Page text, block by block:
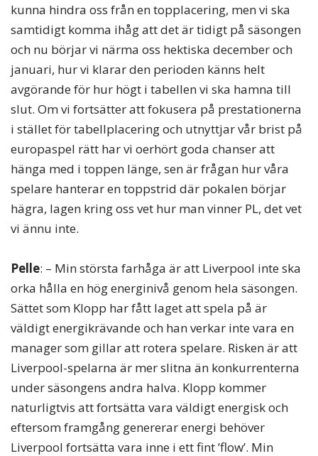
kunna hindra oss från en topplacering, men vi ska
samtidigt komma ihåg att det är tidigt på säsongen
och nu börjar vi närma oss hektiska december och
januari, hur vi klarar den perioden känns helt
avgörande för hur högt i tabellen vi ska hamna till
slut. Om vi fortsätter att fokusera på prestationerna
i stället för tabellplacering och utnyttjar vår brist på
europaspel rätt har vi oerhört goda chanser att
hänga med i toppen länge, sen är frågan hur våra
spelare hanterar en toppstrid där pokalen börjar
hägra, lagen kring oss vet hur man vinner PL, det vet
vi ännu inte.
Pelle: – Min största farhåga är att Liverpool inte ska
orka hålla en hög energinivå genom hela säsongen.
Sättet som Klopp har fått laget att spela på är
väldigt energikrävande och han verkar inte vara en
manager som gillar att rotera spelare. Risken är att
Liverpool-spelarna är mer slitna än konkurrenterna
under säsongens andra halva. Klopp kommer
naturligtvis att fortsätta vara väldigt energisk och
eftersom framgång genererar energi behöver
Liverpool fortsätta vara inne i ett fint ’flow’. Min